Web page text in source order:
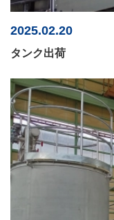
2025.02.20
タンク出荷